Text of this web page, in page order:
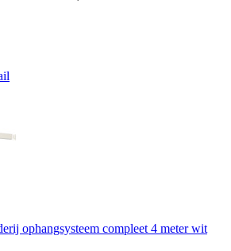
ophangsysteem compleet 4 meter wit